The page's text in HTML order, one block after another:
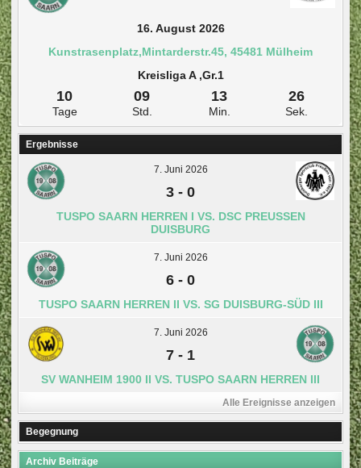
16. August 2026
Kunstrasenplatz,Mintarderstr.45, 45481 Mülheim
Kreisliga A ,Gr.1
10
Tage
09
Std.
13
Min.
26
Sek.
Ergebnisse
7. Juni 2026
3 - 0
TUSPO SAARN HERREN I VS. DSC PREUSSEN D
UISBURG
7. Juni 2026
6 - 0
TUSPO SAARN HERREN II VS. SG DUISBURG-SÜD III
7. Juni 2026
7 - 1
SV WANHEIM 1900 II VS. TUSPO SAARN HERREN III
Alle Ereignisse anzeigen
Begegnung
Archiv Beiträge